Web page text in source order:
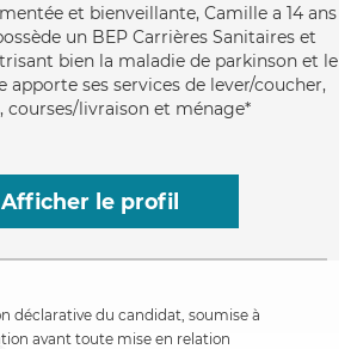
et bienveillante, Camille a 14 ans
un BEP Carrières Sanitaires et
bien la maladie de parkinson et le
apporte ses services de lever/coucher,
courses/livraison et ménage*
Afficher le profil
déclarative du candidat, soumise à
avant toute mise en relation